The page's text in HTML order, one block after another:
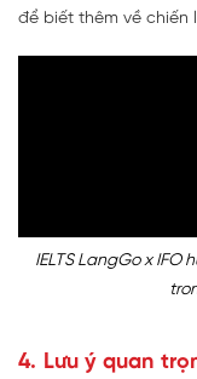
để biết thêm về chiến
IELTS LangGo x
4. Lưu ý quan